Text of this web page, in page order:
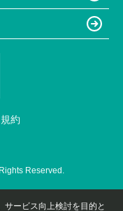
約
Reserved.
サービス向上検討を目的と